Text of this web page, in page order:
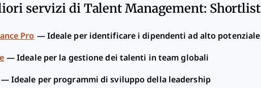
servizi di Talent Management: Shortlist
Pro — Ideale per identificare i dipendenti ad alto potenziale
—Ideale per la gestione dei talenti in team globali
— Ideale per programmi di sviluppo della leadership